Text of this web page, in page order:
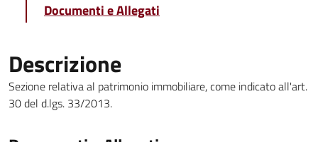
Documenti e Allegati
Descrizione
Sezione relativa al patrimonio immobiliare, come indicato all'art.
30 del d.lgs. 33/2013.